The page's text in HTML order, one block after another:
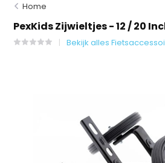
Home
PexKids Zijwieltjes - 12 / 20
Bekijk alles